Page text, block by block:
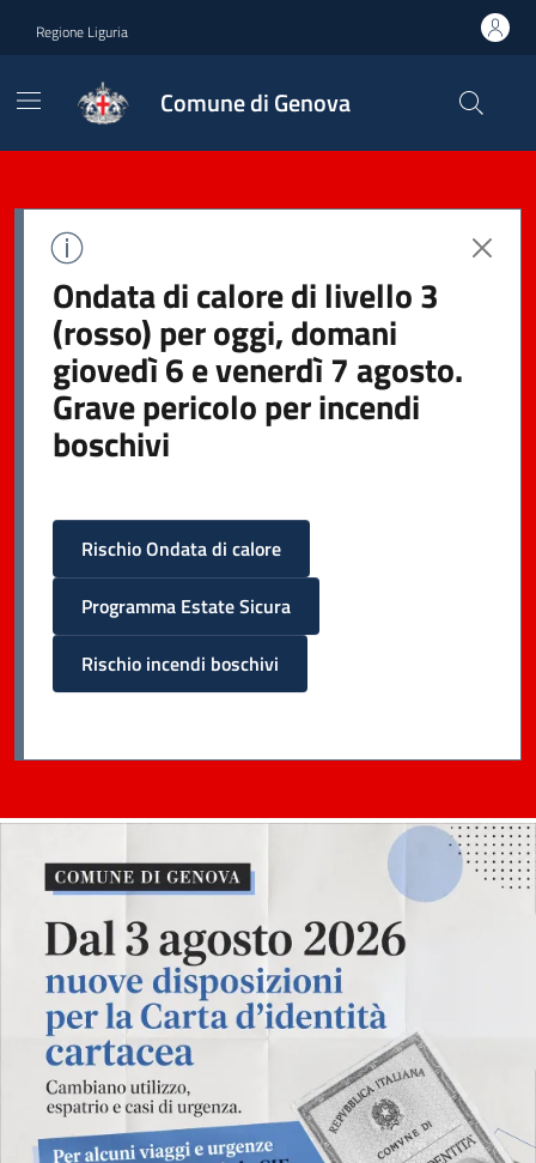
Regione Liguria
Comune di Genova
Ondata di calore di livello 3
(rosso) per oggi, domani
giovedì 6 e venerdì 7 agosto.
Grave pericolo per incendi
boschivi
Rischio Ondata di calore
Programma Estate Sicura
Rischio incendi boschivi